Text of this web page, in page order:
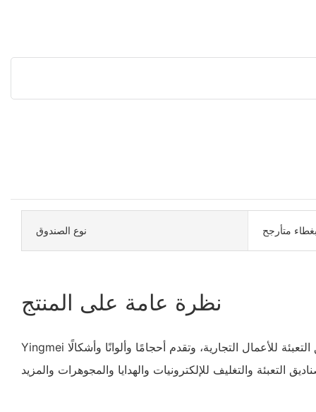
نوع الصندوق متأرجح
نظرة عامة على المنتج
Yingmei هي شركة موردة لصناديق التعبئة للأعمال التجارية، وتقدم أحجامًا وألوانًا وأشكالًا